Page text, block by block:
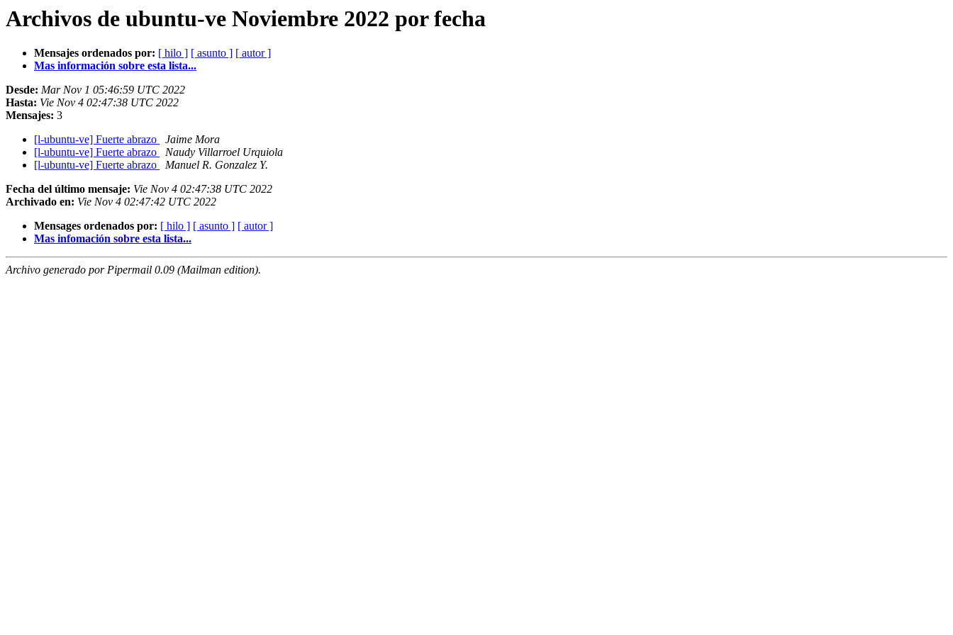
Archivos de ubuntu-ve Noviembre 2022 por fecha
Mensajes ordenados por: [ hilo ] [ asunto ] [ autor ]
Mas información sobre esta lista...
Desde: Mar Nov 1 05:46:59 UTC 2022
Hasta: Vie Nov 4 02:47:38 UTC 2022
Mensajes: 3
[l-ubuntu-ve] Fuerte abrazo
Jaime Mora
[l-ubuntu-ve] Fuerte abrazo
Naudy Villarroel Urquiola
[l-ubuntu-ve] Fuerte abrazo
Manuel R. Gonzalez Y.
Fecha del último mensaje: Vie Nov 4 02:47:38 UTC 2022
Archivado en: Vie Nov 4 02:47:42 UTC 2022
Mensages ordenados por: [ hilo ] [ asunto ] [ autor ]
Mas infomación sobre esta lista...
Archivo generado por Pipermail 0.09 (Mailman edition).